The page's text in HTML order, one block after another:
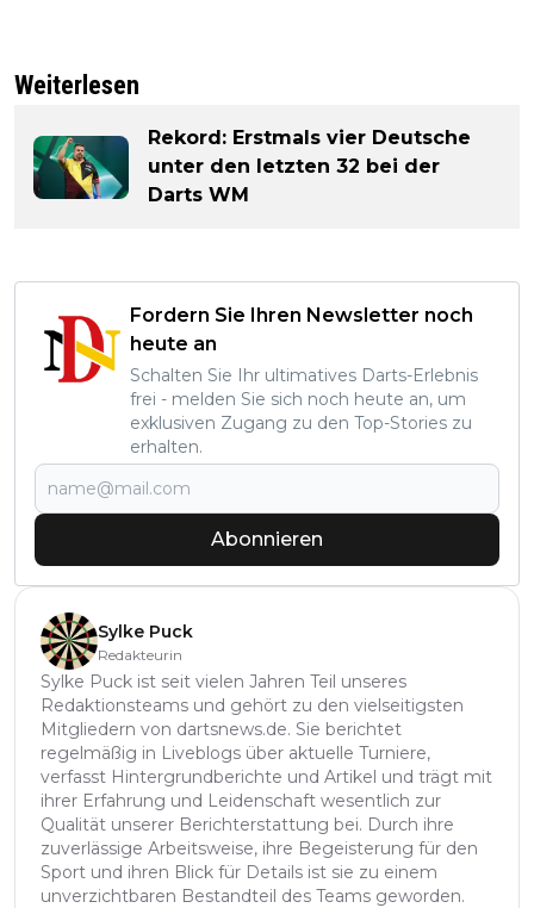
Weiterlesen
Rekord: Erstmals vier Deutsche
unter den letzten 32 bei der
Darts WM
Fordern Sie Ihren Newsletter noch
heute an
Schalten Sie Ihr ultimatives Darts-Erlebnis
frei - melden Sie sich noch heute an, um
exklusiven Zugang zu den Top-Stories zu
erhalten.
Abonnieren
Sylke Puck
Redakteurin
Sylke Puck ist seit vielen Jahren Teil unseres
Redaktionsteams und gehört zu den vielseitigsten
Mitgliedern von dartsnews.de. Sie berichtet
regelmäßig in Liveblogs über aktuelle Turniere,
verfasst Hintergrundberichte und Artikel und trägt mit
ihrer Erfahrung und Leidenschaft wesentlich zur
Qualität unserer Berichterstattung bei. Durch ihre
zuverlässige Arbeitsweise, ihre Begeisterung für den
Sport und ihren Blick für Details ist sie zu einem
unverzichtbaren Bestandteil des Teams geworden.